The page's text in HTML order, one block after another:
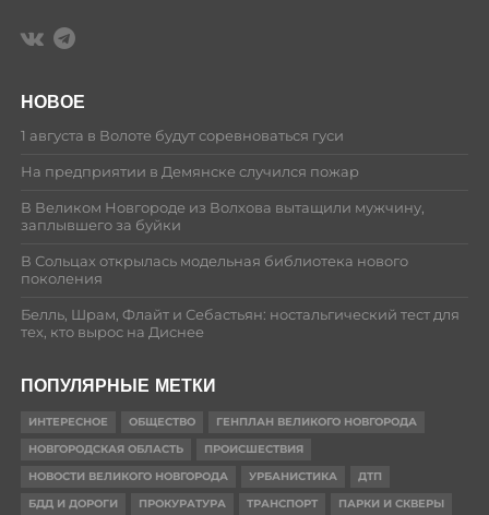
НОВОЕ
1 августа в Волоте будут соревноваться гуси
На предприятии в Демянске случился пожар
В Великом Новгороде из Волхова вытащили мужчину,
заплывшего за буйки
В Сольцах открылась модельная библиотека нового
поколения
Белль, Шрам, Флайт и Себастьян: ностальгический тест для
тех, кто вырос на Диснее
ПОПУЛЯРНЫЕ МЕТКИ
ИНТЕРЕСНОЕ ОБЩЕСТВО
ГЕНПЛАН ВЕЛИКОГО НОВГОРОДА
НОВГОРОДСКАЯ ОБЛАСТЬ
ПРОИСШЕСТВИЯ
НОВОСТИ ВЕЛИКОГО НОВГОРОДА
УРБАНИСТИКА
ДТП
БДД И ДОРОГИ
ПРОКУРАТУРА ТРАНСПОРТ ПАРКИ И СКВЕРЫ